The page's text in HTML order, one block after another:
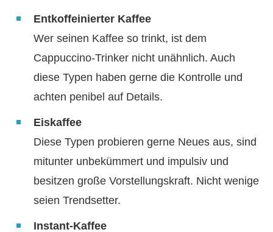
Entkoffeinierter Kaffee
Wer seinen Kaffee so trinkt, ist dem
Cappuccino-Trinker nicht unähnlich. Auch
diese Typen haben gerne die Kontrolle und
achten penibel auf Details.
Eiskaffee
Diese Typen probieren gerne Neues aus, sind
mitunter unbekümmert und impulsiv und
besitzen große Vorstellungskraft. Nicht wenige
seien Trendsetter.
Instant-Kaffee